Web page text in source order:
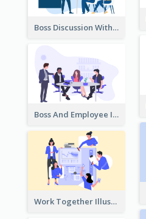
Boss Discussion With Employee Illustration
Boss And Employee Illustration
Work Together Illustration